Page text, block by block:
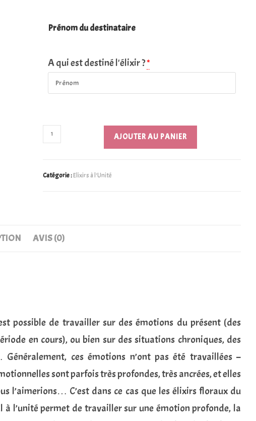
Prénom du destinataire
A qui est destiné l'élixir ?*
AJOUTER AU PANIER
Catégorie :Elixirs à l'Unité
AVIS (0)
possible de travailler sur des émotions du présent (des
en cours), ou bien sur des situations chroniques, des
ces émotions n’ont pas été travaillées –
sont parfois très profondes, très ancrées, et elles
l’aimerions… C’est dans ce cas que les élixirs floraux du
l’unité permet de travailler sur une émotion profonde, la